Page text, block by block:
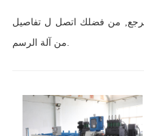
من فضلك اتصل ل تفاصيل
من آلة الرسم.